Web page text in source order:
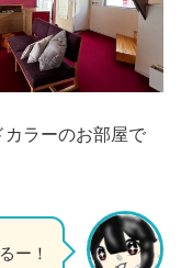
ラーのお部屋で
ー！